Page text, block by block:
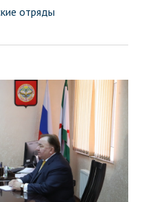
отряды